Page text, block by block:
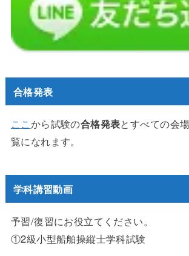
合格発表
ここから試験の合格発表とすべての会
覧になれます。
学科講習動画
予習/復習にお役立てください。
①2級小型船舶操縦士学科試験